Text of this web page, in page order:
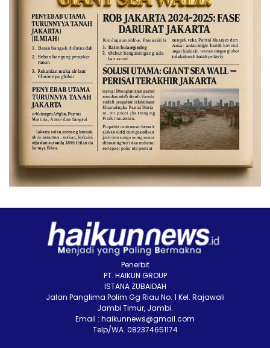
Penerbit
PT. HAIKUN GROUP
ISTANA ZUBAIDAH
Jalan Panglima Polim Gg Riau No. 1 Kel. Rajawali
Jambi Timur, Jambi.
Email : haikunnews@gmail.com
Telp/WA. 082374651174